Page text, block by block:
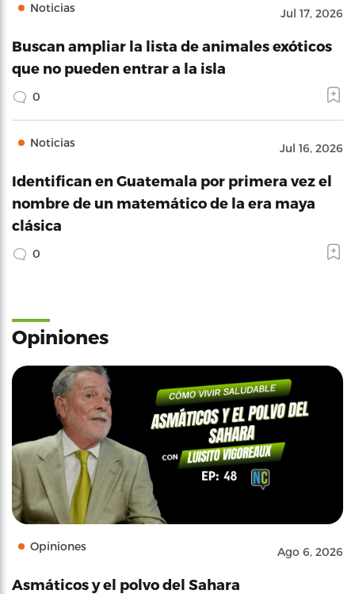
Noticias Jul 17, 2026
Buscan ampliar la lista de animales exóticos
que no pueden entrar a la isla
0
Noticias Jul 16, 2026
Identifican en Guatemala por primera vez el
nombre de un matemático de la era maya
clásica
0
Opiniones
Opiniones Ago 6, 2026
Asmáticos y el polvo del Sahara